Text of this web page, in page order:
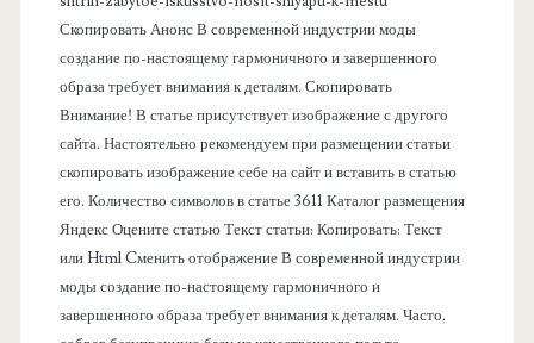
Скопировать Анонс В современной индустрии моды
создание по-настоящему гармоничного и завершенного
образа требует внимания к деталям. Скопировать
Внимание! В статье присутствует изображение с другого
сайта. Настоятельно рекомендуем при размещении статьи
скопировать изображение себе на сайт и вставить в статью
его. Количество символов в статье 3611 Каталог размещения
Яндекс Оцените статью Текст статьи: Копировать: Текст
или Html Cменить отображение В современной индустрии
моды создание по-настоящему гармоничного и
завершенного образа требует внимания к деталям. Часто,